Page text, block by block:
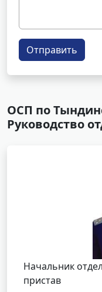
Отправить
ОСП по
Руководство
Начальник
пристав